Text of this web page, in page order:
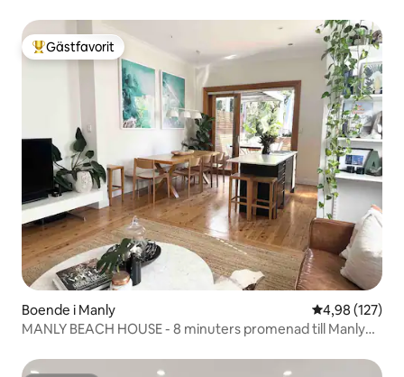
Populär gästfavorit
Gästfavorit
Boende i Manly 4,98 av 5 i
4,98 (127)
MANLY BEACH HOUSE - 8 minuters promenad till Manly